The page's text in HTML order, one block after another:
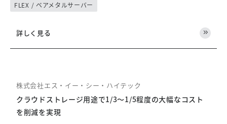
FLEX / ベアメタルサーバー
詳しく見る
クラウドストレージ用途で1/3～1/5程度の大幅なコスト
を削減を実現
株式会社エス・イー・シー・ハイテック